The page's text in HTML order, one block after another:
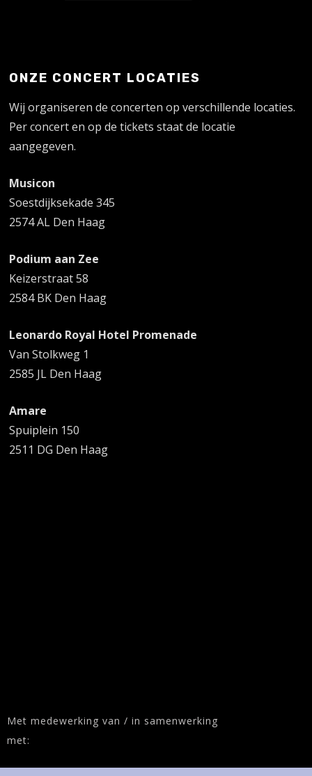
ONZE CONCERT LOCATIES
Wij organiseren de concerten op verschillende locaties.
Per concert en op de tickets staat de locatie
aangegeven.
Musicon
Soestdijksekade 345
2574 AL Den Haag
Podium aan Zee
Keizerstraat 58
2584 BK Den Haag
Leonardo Royal Hotel Promenade
Van Stolkweg 1
2585 JL Den Haag
Amare
Spuiplein 150
2511 DG Den Haag
Met medewerking van / in samenwerking
met: